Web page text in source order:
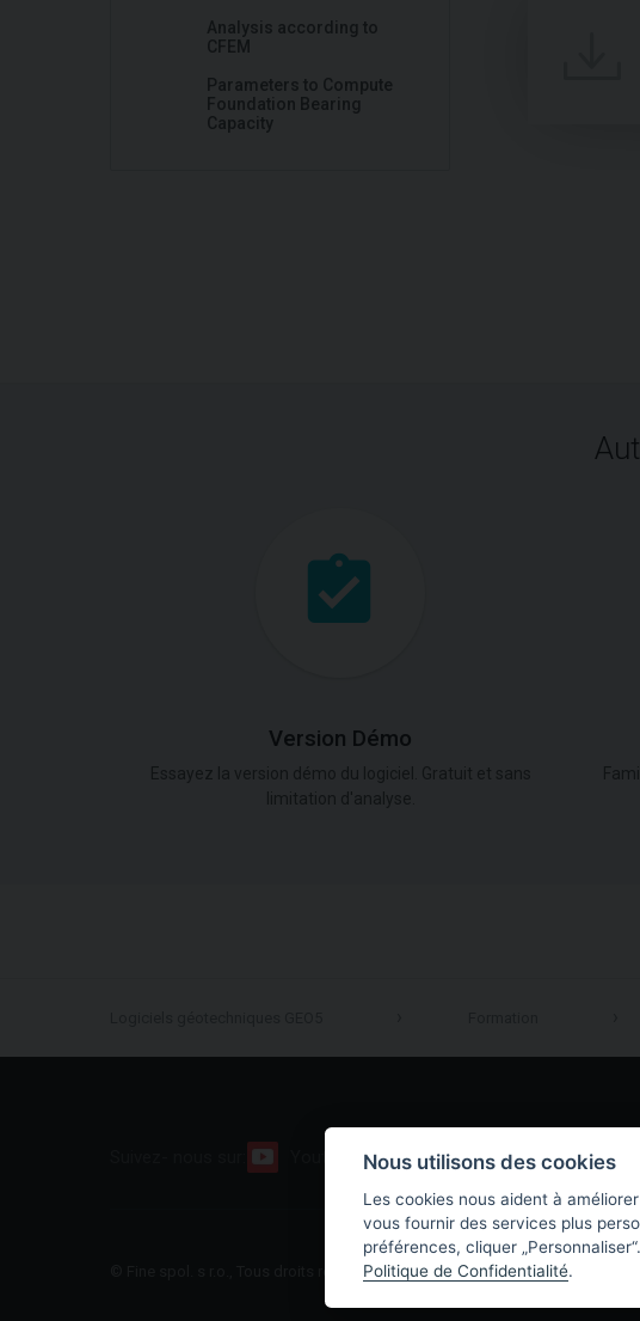
Analysis according to
CFEM
Parameters to Compute
Foundation Bearing
Capacity
Version Démo
Facebook
© Fine spol. s r.o., Tous droits réservés |Plan du site|Politique de
Nous utilisons des cookies
Les cookies nous aident à
vous fournir des services plus
préférences, cliquer
Politique de Confidentialité.